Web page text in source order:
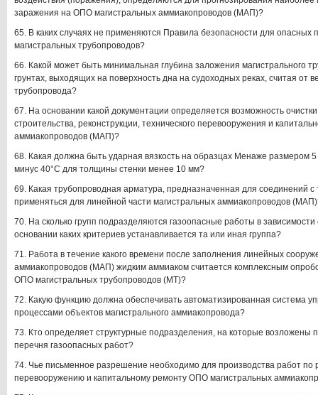
заражения на ОПО магистральных аммиакопроводов (МАП)?
65. В каких случаях не применяются Правила безопасности для опасных
магистральных трубопроводов?
66. Какой может быть минимальная глубина заложения магистрального
грунтах, выходящих на поверхность дна на судоходных реках, считая от
трубопровода?
67. На основании какой документации определяется возможность
строительства, реконструкции, технического перевооружения и
аммиакопроводов (МАП)?
68. Какая должна быть ударная вязкость на образцах Менаже размером
минус 40°С для толщины стенки менее 10 мм?
69. Какая трубопроводная арматура, предназначенная для соединений с
применяться для линейной части магистральных аммиакопроводов
70. На сколько групп подразделяются газоопасные работы в
основании каких критериев устанавливается та или иная группа?
71. Работа в течение какого времени после заполнения линейных
аммиакопроводов (МАП) жидким аммиаком считается комплексным
ОПО магистральных трубопроводов (МТ)?
72. Какую функцию должна обеспечивать автоматизированная система
процессами объектов магистрального аммиакопровода?
73. Кто определяет структурные подразделения, на которые возложены
перечня газоопасных работ?
74. Чье письменное разрешение необходимо для производства работ по
перевооружению и капитальному ремонту ОПО магистральных